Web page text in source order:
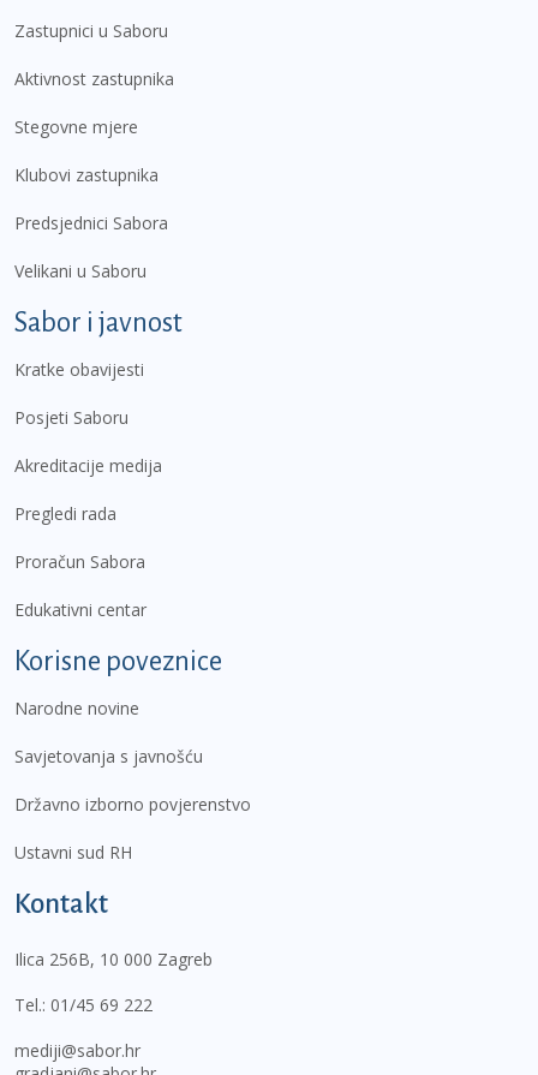
Zastupnici u Saboru
Aktivnost zastupnika
Stegovne mjere
Klubovi zastupnika
Predsjednici Sabora
Velikani u Saboru
Sabor i javnost
Kratke obavijesti
Posjeti Saboru
Akreditacije medija
Pregledi rada
Proračun Sabora
Edukativni centar
Korisne poveznice
Narodne novine
Savjetovanja s javnošću
Državno izborno povjerenstvo
Ustavni sud RH
Kontakt
Ilica 256B, 10 000 Zagreb
Tel.: 01/45 69 222
mediji@sabor.hr